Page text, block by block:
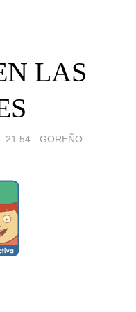
LAS
21:54 - GOREÑO